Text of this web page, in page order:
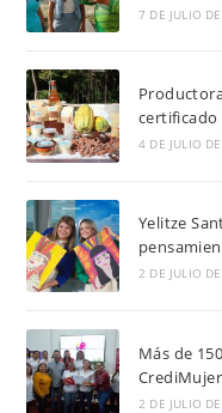
7 DE JULIO
certificado
4 DE JULIO
Yelitze
2 DE JULIO
Más de
2 DE JULIO